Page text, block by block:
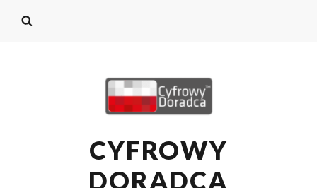
CYFROWY
DORADCA